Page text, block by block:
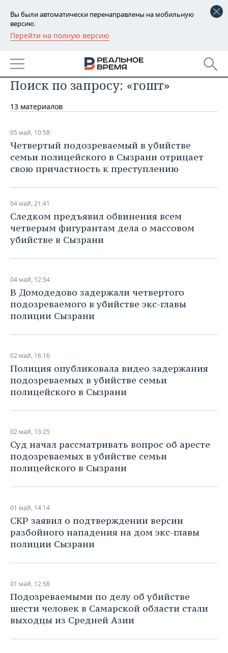
Вы были автоматически перенаправлены на мобильную
версию.
Перейти на полную версию
РЕГИОНЫ
БАШКОРТОСТАН
ТАТАРСТАН
УДМУРТИЯ
НОВОСТИ
АНАЛИТИКА
НОВОСТИ АНАЛИТИКИ
ДЕКЛАРАЦИИ О ДОХОДАХ
КОРОЛИ ГОСЗАКАЗА ПФО
КОМУ ПРИНАДЛЕЖАТ
ТОРГОВЫЕ ЦЕНТРЫ
ТАТАРСТАНА
ЭКОНОМИКА
НОВОСТИ ЭКОНОМИКИ
ФИНАНСЫ
БЮДЖЕТ
ИНВЕСТИЦИИ
ПРОМЫШЛЕННОСТЬ
НОВОСТИ
ПРОМЫШЛЕННОСТИ
АГРОПРОМ
МАШИНОСТРОЕНИЕ
НЕФТЕХИМИЯ
ОПК
ЭНЕРГЕТИКА
НЕДВИЖИМОСТЬ
НОВОСТИ АВТО
БИЗНЕС
НОВОСТИ БИЗНЕСА
РОЗНИЧНАЯ ТОРГОВЛЯ
УСЛУГИ
ТЕХНОЛОГИИ
НОВОСТИ ТЕХНОЛОГИЙ
МЕДИА
ТЕЛЕКОММУНИКАЦИИ
ВЫЕЗДНАЯ РЕДАКЦИЯ
БИЗНЕС-БРАНЧИ
ОТКРЫТАЯ ЛЕКЦИЯ
НОВОСТИ СПОРТА
ФУТБОЛ
БАСКЕТБОЛ
ВОЛЕЙБОЛ
КИБЕРСПОРТ
ФИГУРНОЕ КАТАНИЕ
ВОДНЫЕ ВИДЫ СПОРТА
ОБЩЕСТВО
НОВОСТИ ОБЩЕСТВА
ИНФРАСТРУКТУРА
ИСТОРИЯ
КУЛЬТУРА
МЕДИЦИНА
ОБРАЗОВАНИЕ
ФОТОГАЛЕРЕЯ
СПРАВОЧНИК
СПИСОК ПЕРСОН
СПИСОК КОМПАНИЙ
ПОЛНАЯ ВЕРСИЯ
Поиск по запросу: «гошт»
13 материалов
05 май, 10:58
Четвертый подозреваемый в убийстве
семьи полицейского в Сызрани отрицает
свою причастность к преступлению
04 май, 21:41
Следком предъявил обвинения всем
четверым фигурантам дела о массовом
убийстве в Сызрани
04 май, 12:54
​В Домодедово задержали четвертого
подозреваемого в убийстве экс-главы
полиции Сызрани
02 май, 16:16
Полиция опубликовала видео задержания
подозреваемых в убийстве семьи
полицейского в Сызрани
02 май, 13:25
Суд начал рассматривать вопрос об аресте
подозреваемых в убийстве семьи
полицейского в Сызрани
01 май, 14:14
​СКР заявил о подтверждении версии
разбойного нападения на дом экс-главы
полиции Сызрани
01 май, 12:58
​Подозреваемыми по делу об убийстве
шести человек в Самарской области стали
выходцы из Средней Азии